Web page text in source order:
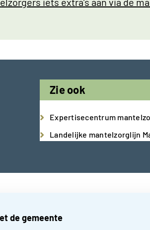
Zie ook
Expertisecentrum
Landelijke mantelzorglijn
de gemeente